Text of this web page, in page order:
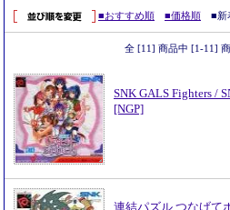
■おすすめ順 ■価格順 ■新
全 [11] 商品中 [1-11]
SNK GALS Fighters /
[NGP]
連結パズル つなげて